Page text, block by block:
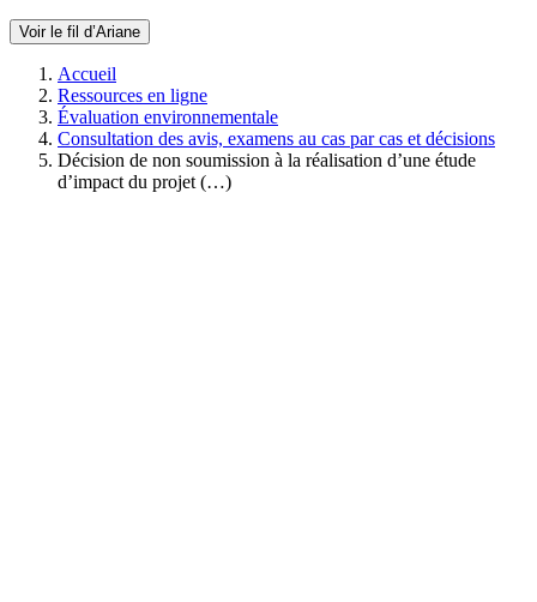
Voir le fil d’Ariane
Accueil
Ressources en ligne
Évaluation environnementale
Consultation des avis, examens au cas par cas et décisions
Décision de non soumission à la réalisation d’une étude
d’impact du projet (…)